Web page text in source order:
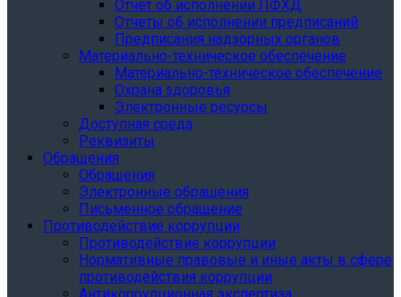
Отчет об исполнении ПФХД
Отчеты об исполнении предписаний
Предписания надзорных органов
Материально-техническое обеспечение
Материально-техническое обеспечение
Охрана здоровья
Электронные ресурсы
Доступная среда
Реквизиты
Обращения
Обращения
Электронные обращения
Письменное обращение
Противодействие коррупции
Противодействие коррупции
Нормативные правовые и иные акты в сфере
противодействия коррупции